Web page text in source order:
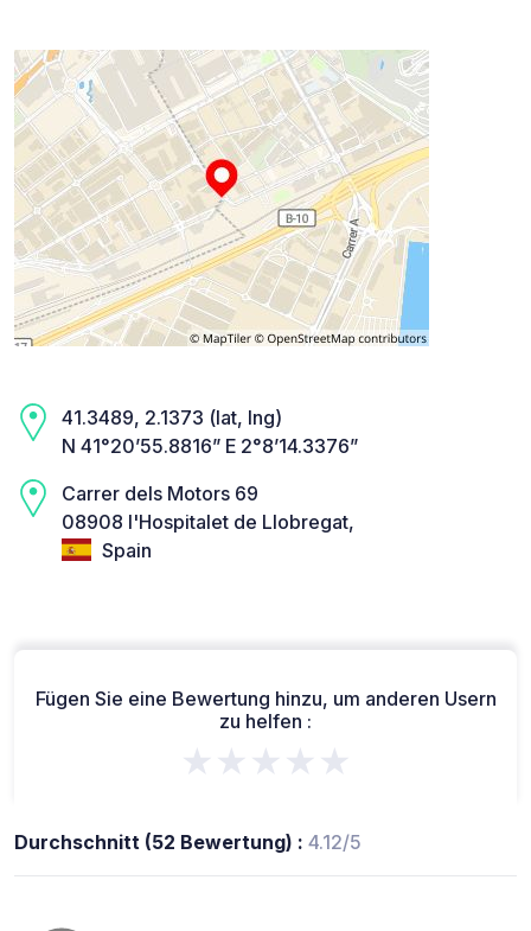
41.3489, 2.1373 (lat, lng)
N 41°20’55.8816” E 2°8’14.3376”
Carrer dels Motors 69
08908 l'Hospitalet de Llobregat,
Spain
Fügen Sie eine Bewertung hinzu, um anderen Usern
zu helfen :
★★★★★
Durchschnitt (52 Bewertung) : 4.12/5